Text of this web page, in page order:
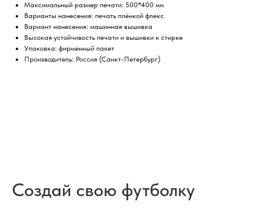
Максимальный размер печати: 500*400 мм
Варианты нанесения: печать плёнкой флекс
Вариант нанесения: машинная вышивка
Высокая устойчивость печати и вышивки к стирке
Упаковка: фирменный пакет
Производитель: Россия (Санкт-Петербург)
Создай свою футболку